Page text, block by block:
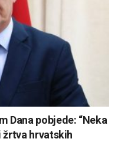
Dana pobjede: “Neka
žrtva hrvatskih